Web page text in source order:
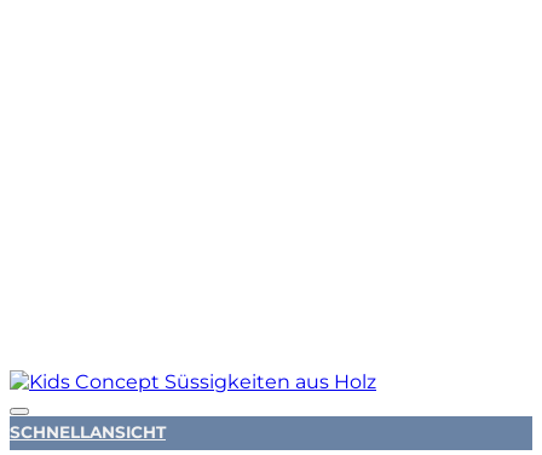
Auf die Wunschliste
SCHNELLANSICHT